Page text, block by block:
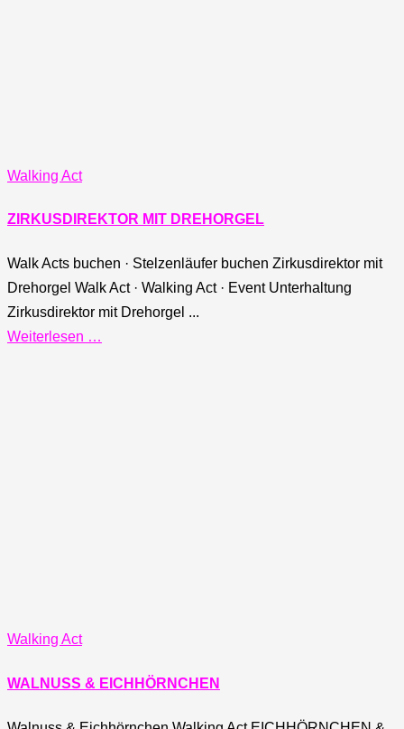
Walking Act
ZIRKUSDIREKTOR MIT DREHORGEL
Walk Acts buchen · Stelzenläufer buchen Zirkusdirektor mit
Drehorgel Walk Act · Walking Act · Event Unterhaltung
Zirkusdirektor mit Drehorgel ...
Weiterlesen …
Walking Act
WALNUSS & EICHHÖRNCHEN